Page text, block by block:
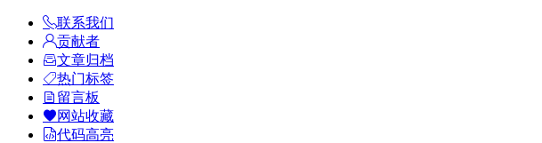
联系我们
贡献者
文章归档
热门标签
留言板
网站收藏
代码高亮